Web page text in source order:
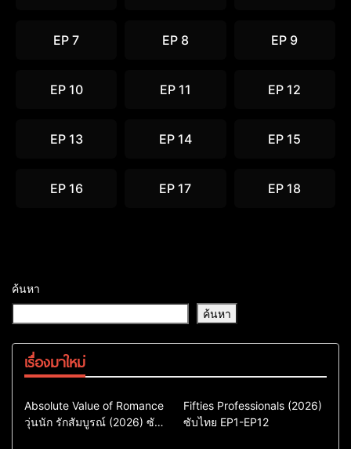
EP 7 EP 8 EP 9
EP 10 EP 11 EP 12
EP 13 EP 14 EP 15
EP 16 EP 17 EP 18
ค้นหา
ค้นหา
เรื่องมาใหม่
Comedy
Drama
ซีรี่ย์เกาหลี
Absolute Value of Romance
วุ่นนัก รักสัมบูรณ์ (2026) ซับ
Action & Adventure
Comedy
Drama
Fifties Professionals (2026)
ซับไทย EP1-EP12